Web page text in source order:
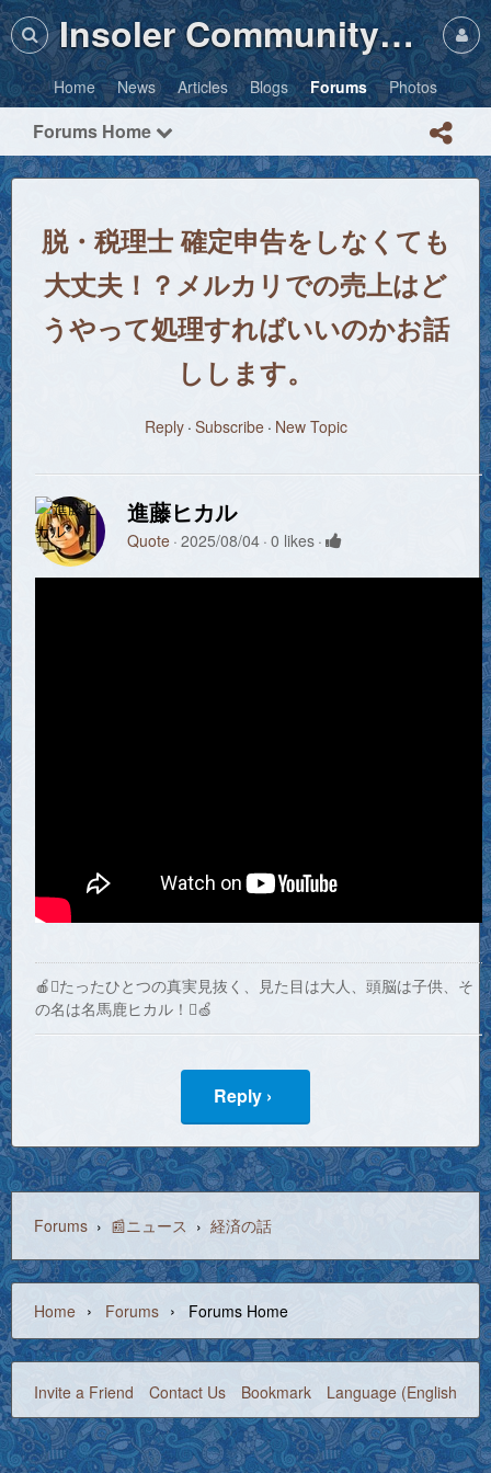
Insoler Community・Photos
Home News Articles Blogs Forums Photos
Forums Home
脱・税理士 確定申告をしなくても
大丈夫！？メルカリでの売上はど
うやって処理すればいいのかお話
しします。
Reply Subscribe New Topic
進藤ヒカル
Quote 2025/08/04 0 likes
🍎たったひとつの真実見抜く、見た目は大人、頭脳は子供、そ
の名は名馬鹿ヒカル！🍏
Reply ›
Forums › 📰ニュース › 経済の話
Home › Forums › Forums Home
Invite a Friend Contact Us Bookmark Language (English)